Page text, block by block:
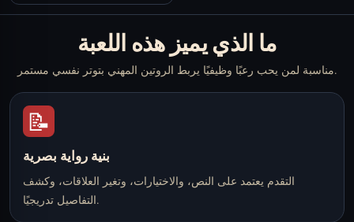
ما الذي يميز هذه اللعبة
مناسبة لمن يحب رعبًا وظيفيًا يربط الروتين المهني بتوتر نفسي مستمر.
📝
بنية رواية بصرية
التقدم يعتمد على النص، والاختيارات، وتغير العلاقات، وكشف
التفاصيل تدريجيًا.